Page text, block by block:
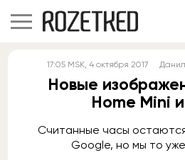
17:05 MSK, 4 октября 2017
Новые
Home Mini
Считанные часы
Google, но мы то